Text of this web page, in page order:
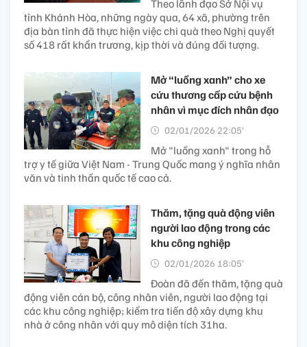
Theo lãnh đạo Sở Nội vụ
tỉnh Khánh Hòa, những ngày qua, 64 xã, phường trên
địa bàn tỉnh đã thực hiện việc chi quà theo Nghị quyết
số 418 rất khẩn trương, kịp thời và đúng đối tượng.
Mở “luồng xanh” cho xe
cứu thương cấp cứu bệnh
nhân vì mục đích nhân đạo
02/01/2026 22:05’
Mở "luồng xanh" trong hỗ
trợ y tế giữa Việt Nam - Trung Quốc mang ý nghĩa nhân
văn và tinh thần quốc tế cao cả.
Thăm, tặng quà động viên
người lao động trong các
khu công nghiệp
02/01/2026 18:05’
Đoàn đã đến thăm, tặng quà
động viên cán bộ, công nhân viên, người lao động tại
các khu công nghiệp; kiểm tra tiến độ xây dựng khu
nhà ở công nhân với quy mô diện tích 31ha.